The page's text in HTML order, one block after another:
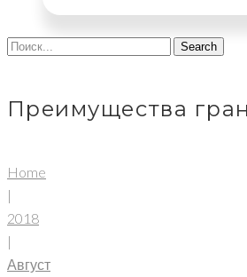
Search
Преимущества
Home
|
2018
|
Август